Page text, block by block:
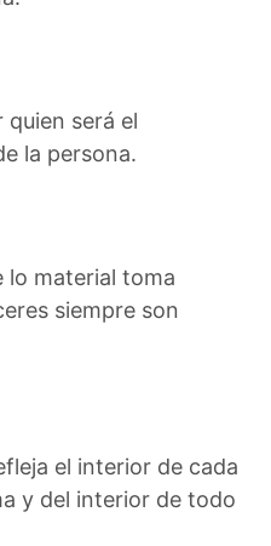
quien será el
la persona.
lo material toma
siempre son
el interior de cada
y del interior de todo